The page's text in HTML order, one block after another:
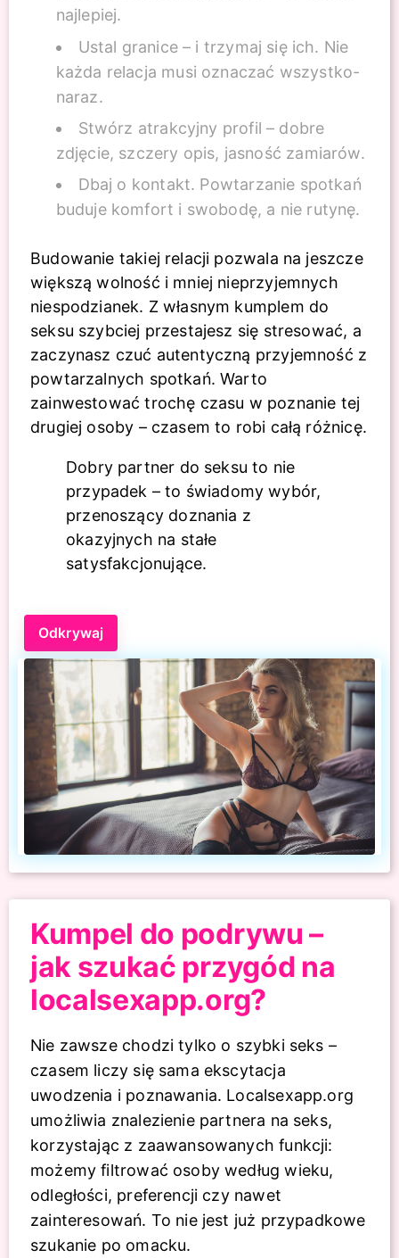
najlepiej.
Ustal granice – i trzymaj się ich. Nie
każda relacja musi oznaczać wszystko-
naraz.
Stwórz atrakcyjny profil – dobre
zdjęcie, szczery opis, jasność zamiarów.
Dbaj o kontakt. Powtarzanie spotkań
buduje komfort i swobodę, a nie rutynę.
Budowanie takiej relacji pozwala na jeszcze
większą wolność i mniej nieprzyjemnych
niespodzianek. Z własnym kumplem do
seksu szybciej przestajesz się stresować, a
zaczynasz czuć autentyczną przyjemność z
powtarzalnych spotkań. Warto
zainwestować trochę czasu w poznanie tej
drugiej osoby – czasem to robi całą różnicę.
Dobry partner do seksu to nie
przypadek – to świadomy wybór,
przenoszący doznania z
okazyjnych na stałe
satysfakcjonujące.
Odkrywaj
Kumpel do podrywu –
jak szukać przygód na
localsexapp.org?
Nie zawsze chodzi tylko o szybki seks –
czasem liczy się sama ekscytacja
uwodzenia i poznawania. Localsexapp.org
umożliwia znalezienie partnera na seks,
korzystając z zaawansowanych funkcji:
możemy filtrować osoby według wieku,
odległości, preferencji czy nawet
zainteresowań. To nie jest już przypadkowe
szukanie po omacku.